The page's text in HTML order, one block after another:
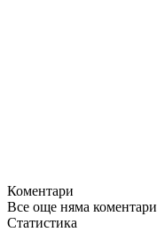
Коментари
Все още няма коментари
Статистика